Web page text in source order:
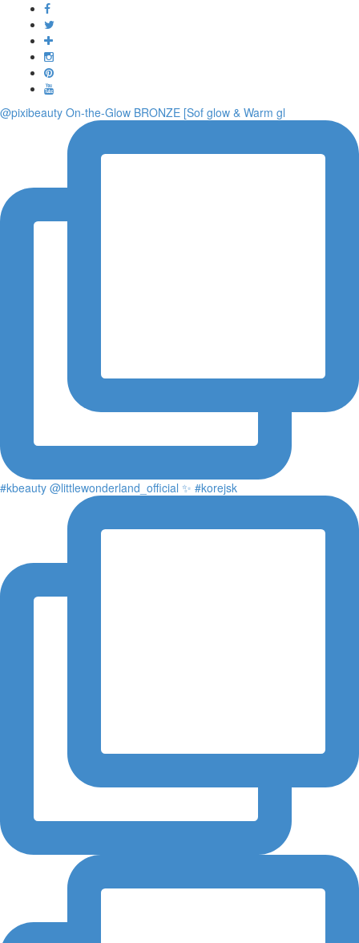
@pixibeauty On-the-Glow BRONZE [Sof glow & Warm gl
#kbeauty @littlewonderland_official ✨ #korejsk